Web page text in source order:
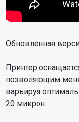
Обновленная
Принтер
позволяющим
варьируя
20 микрон.